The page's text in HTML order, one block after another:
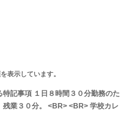
表示しています。
記事項 １日８時間３０分勤務のた
業３０分。 <BR> <BR> 学校カレ